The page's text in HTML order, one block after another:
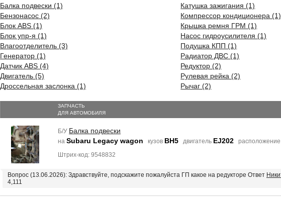
Балка подвески (1)
Бензонасос (2)
Блок ABS (1)
Блок упр-я (1)
Влагоотделитель (3)
Генератор (1)
Датчик ABS (4)
Двигатель (5)
Дроссельная заслонка (1)
Катушка зажигания (1)
Компрессор кондиционера (1)
Крышка ремня ГРМ (1)
Насос гидроусилителя (1)
Подушка КПП (1)
Радиатор ДВС (1)
Редуктор (2)
Рулевая рейка (2)
Рычаг (2)
ЗАПЧАСТЬ
ДЛЯ АВТОМОБИЛЯ
Б/У Балка подвески
на Subaru Legacy wagon кузов BH5 двигатель EJ202 расположение
Штрих-код: 9548832
Вопрос (13.06.2026): Здравствуйте, подскажите пожалуйста ГП какое на редукторе Ответ
4,111